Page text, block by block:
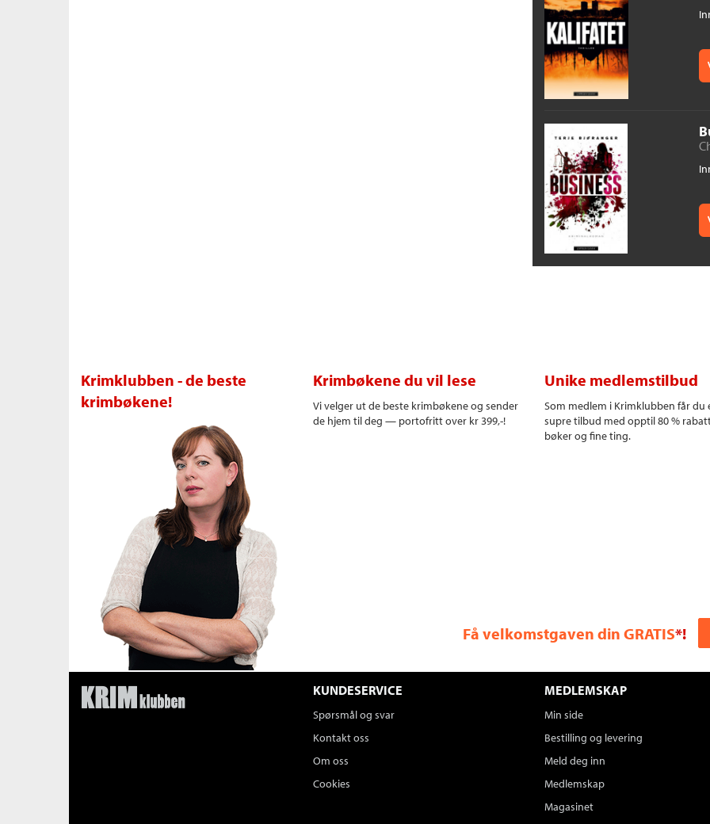
Krimklubben - de beste
krimbøkene!
Krimbøkene du vil lese
Vi velger ut de beste krimbøkene og sender
de hjem til deg — portofritt over kr 399,-!
Unike medlemstilbud
Som medlem i Krimklubben får du
supre tilbud med opptil 80 %
bøker og fine ting.
Få velkomstgaven din GRATIS*!
KUNDESERVICE
Spørsmål og svar
Kontakt oss
Om oss
Cookies
MEDLEMSKAP
Min side
Bestilling og levering
Meld deg inn
Medlemskap
Magasinet